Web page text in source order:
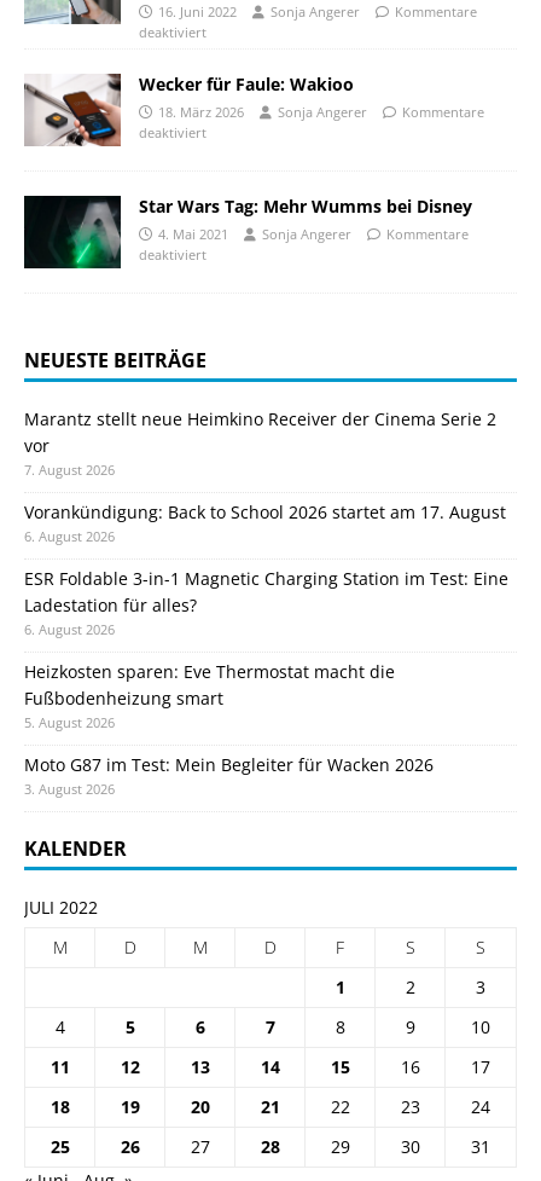
16. Juni 2022 Sonja Angerer
Kommentare
deaktiviert
Wecker für Faule: Wakioo
18. März 2026 Sonja Angerer
Kommentare
deaktiviert
Star Wars Tag: Mehr Wumms bei Disney
4. Mai 2021 Sonja Angerer
Kommentare
deaktiviert
NEUESTE BEITRÄGE
Marantz stellt neue Heimkino Receiver der Cinema Serie 2
vor
7. August 2026
Vorankündigung: Back to School 2026 startet am 17. August
6. August 2026
ESR Foldable 3-in-1 Magnetic Charging Station im Test: Eine
Ladestation für alles?
6. August 2026
Heizkosten sparen: Eve Thermostat macht die
Fußbodenheizung smart
5. August 2026
Moto G87 im Test: Mein Begleiter für Wacken 2026
3. August 2026
KALENDER
JULI 2022
M
D M D F S
S
1
2
3
4
5 6 7 8 9
10
11
12 13 14 15 16
17
18
19 20 21 22 23
24
25
26 27 28 29 30
31